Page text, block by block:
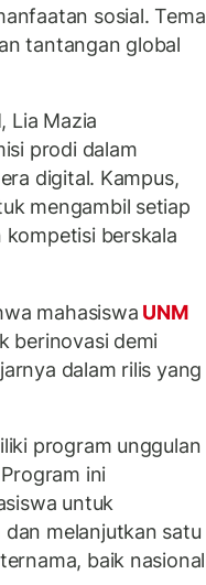
sosial. Tema
tantangan global
Lia Mazia
prodi dalam
digital. Kampus,
mengambil setiap
kompetisi berskala
mahasiswa UNM
berinovasi demi
dalam rilis yang
program unggulan
ini
untuk
melanjutkan satu
baik nasional